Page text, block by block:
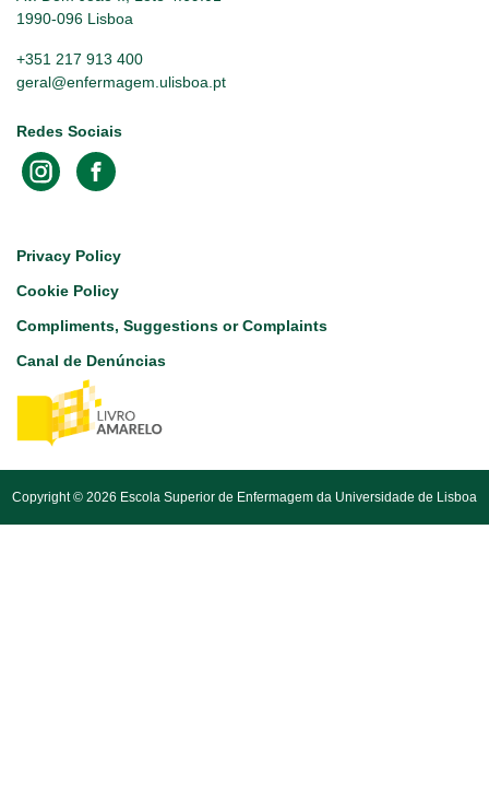
1990-096 Lisboa
+351 217 913 400
geral@enfermagem.ulisboa.pt
Redes Sociais
Footer
Privacy Policy
Cookie Policy
Compliments, Suggestions or Complaints
Canal de Denúncias
Copyright © 2026 Escola Superior de Enfermagem da Universidade de Lisboa